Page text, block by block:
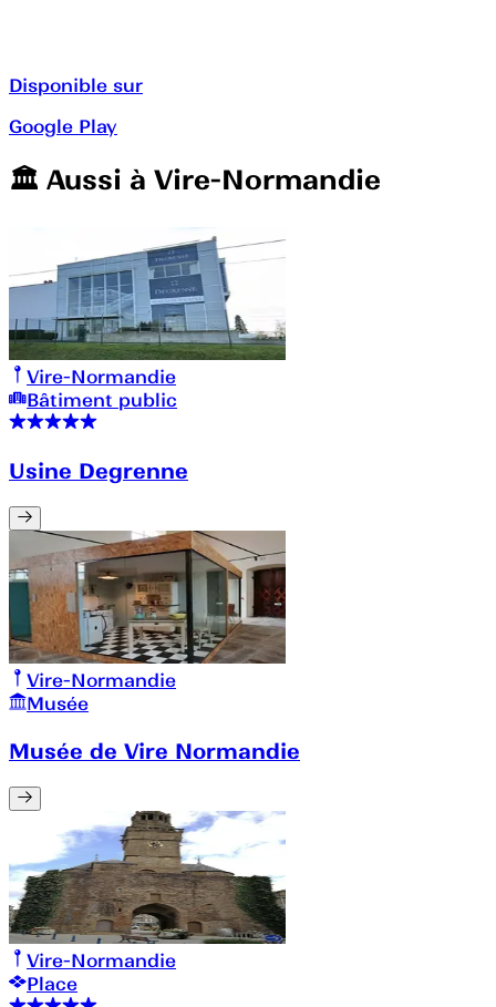
Disponible sur
Google Play
🏛️️ Aussi à Vire-Normandie
Vire-Normandie
Bâtiment public
Usine Degrenne
Vire-Normandie
Musée
Musée de Vire Normandie
Vire-Normandie
Place